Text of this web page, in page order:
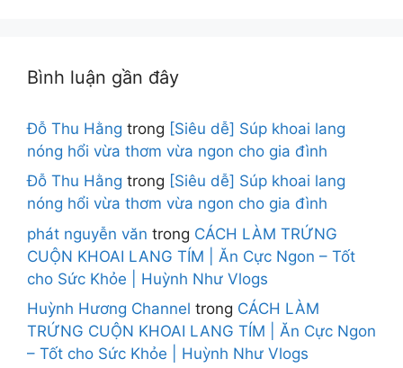
Bình luận gần đây
Đỗ Thu Hằng trong [Siêu dễ] Súp khoai lang
nóng hổi vừa thơm vừa ngon cho gia đình
Đỗ Thu Hằng trong [Siêu dễ] Súp khoai lang
nóng hổi vừa thơm vừa ngon cho gia đình
phát nguyễn văn trong CÁCH LÀM TRỨNG
CUỘN KHOAI LANG TÍM | Ăn Cực Ngon – Tốt
cho Sức Khỏe | Huỳnh Như Vlogs
Huỳnh Hương Channel trong CÁCH LÀM
TRỨNG CUỘN KHOAI LANG TÍM | Ăn Cực Ngon
– Tốt cho Sức Khỏe | Huỳnh Như Vlogs